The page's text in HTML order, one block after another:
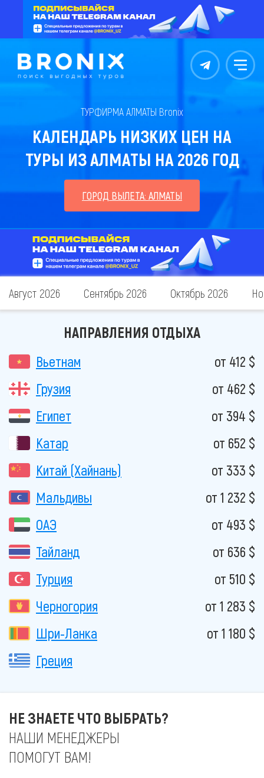
Контакты Меню
ТУРФИРМА АЛМАТЫ Bronix
КАЛЕНДАРЬ НИЗКИХ ЦЕН НА
ТУРЫ ИЗ АЛМАТЫ НА 2026 ГОД
ГОРОД ВЫЛЕТА: АЛМАТЫ
Август 2026 Сентябрь 2026 Октябрь 2026
НАПРАВЛЕНИЯ ОТДЫХА
Вьетнам
от 412 $
Грузия
от 462 $
Египет
от 394 $
Катар
от 652 $
Китай (Хайнань)
от 333 $
Мальдивы
от 1 232 $
ОАЭ
от 493 $
Тайланд
от 636 $
Турция
от 510 $
Черногория
от 1 283 $
Шри-Ланка
от 1 180 $
Греция
НЕ ЗНАЕТЕ ЧТО ВЫБРАТЬ?
НАШИ МЕНЕДЖЕРЫ
ПОМОГУТ ВАМ!